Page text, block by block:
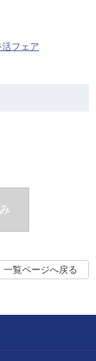
フェア
一覧ページへ戻る